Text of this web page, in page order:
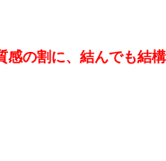
感の割に、結んでも結